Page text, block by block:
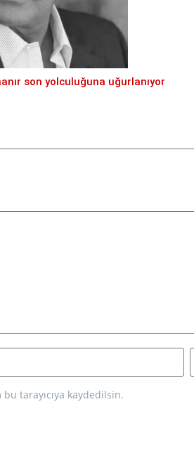
son yolculuğuna uğurlanıyor
tarayıcıya kaydedilsin.